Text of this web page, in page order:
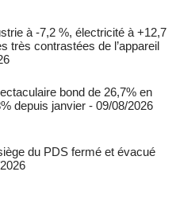
à -7,2 %, électricité à +12,7
très contrastées de l’appareil
bond de 26,7% en
depuis janvier - 09/08/2026
du PDS fermé et évacué